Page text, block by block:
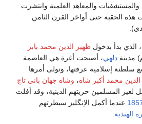
والمستشفيات والمعاهد العلمية وانتشرت
هذه الحقبة حتى أواخر القرن الثامن
، الذي بدأ بدخول ظهير الدين محمد بابر
دلهي، أصبحت أغرة هي العاصمة
إسلامية عرفتها، وتولى أمرها
الدين محمد أكبر شاه، وشاه جهان باني تاج
لغير المسلمين حريتهم الدينية، وقد أفلت
عندما أكمل الإنگليز سيطرتهم
الهندية